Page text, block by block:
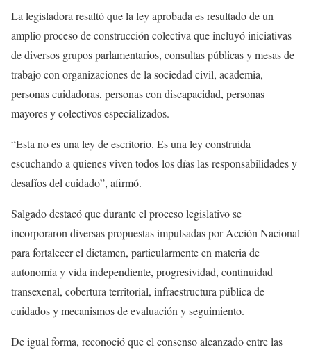
La legisladora resaltó que la ley aprobada es resultado de un
amplio proceso de construcción colectiva que incluyó iniciativas
de diversos grupos parlamentarios, consultas públicas y mesas de
trabajo con organizaciones de la sociedad civil, academia,
personas cuidadoras, personas con discapacidad, personas
mayores y colectivos especializados.
“Esta no es una ley de escritorio. Es una ley construida
escuchando a quienes viven todos los días las responsabilidades y
desafíos del cuidado”, afirmó.
Salgado destacó que durante el proceso legislativo se
incorporaron diversas propuestas impulsadas por Acción Nacional
para fortalecer el dictamen, particularmente en materia de
autonomía y vida independiente, progresividad, continuidad
transexenal, cobertura territorial, infraestructura pública de
cuidados y mecanismos de evaluación y seguimiento.
De igual forma, reconoció que el consenso alcanzado entre las